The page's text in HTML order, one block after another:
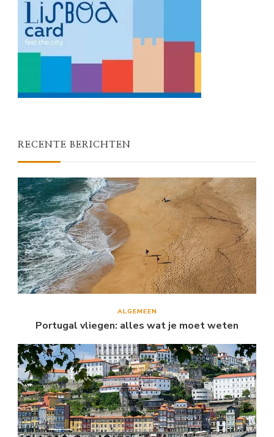
RECENTE BERICHTEN
ALGEMEEN
Portugal vliegen: alles wat je moet weten